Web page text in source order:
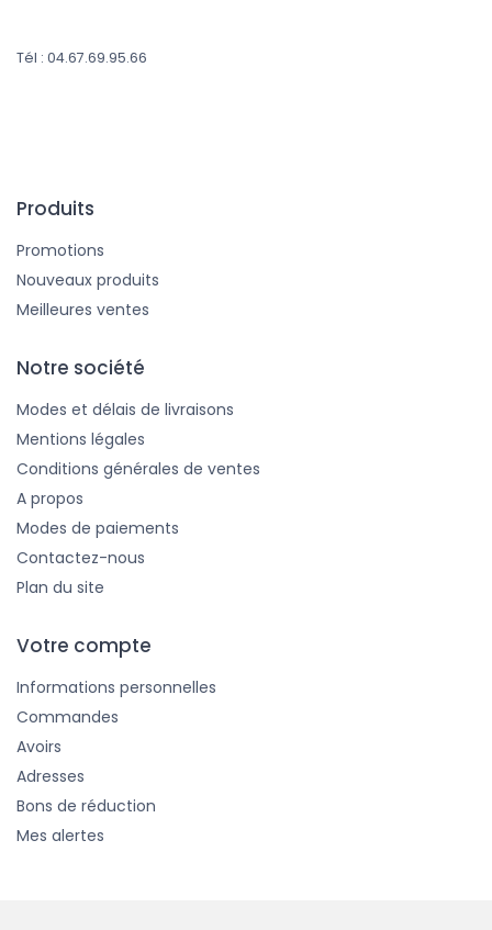
Tél : 04.67.69.95.66
Produits
Promotions
Nouveaux produits
Meilleures ventes
Notre société
Modes et délais de livraisons
Mentions légales
Conditions générales de ventes
A propos
Modes de paiements
Contactez-nous
Plan du site
Votre compte
Informations personnelles
Commandes
Avoirs
Adresses
Bons de réduction
Mes alertes